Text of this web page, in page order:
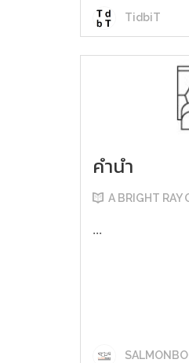
O o" ... แบบใช้โ
ต้องหาผักนึ่ง ...
TidbiT
คำนำ
A BRIGHT RAY
...